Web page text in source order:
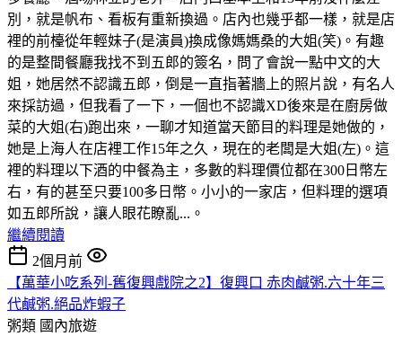
別，就是帆布、看板有重新換過。店內也幾乎都一樣，就是店
裡的前檯從年輕妹子(是演員)換成像媽媽桑的大姐(笑)。有趣
的是整間餐廳我找不到五郎的簽名，問了會說一點中文的大
姐，她居然不認識五郎，倒是一直指著牆上的照片說，有名人
來採訪過，但我看了一下，一個也不認識XD後來是在廚房做
菜的大姐(右)跑出來，一聊才知道當天節目的料理是她做的，
她是上海人在店裡工作15年之久，現在的老闆是大姐(左)。這
裡的料理以下酒的中餐為主，多數的料理價位都在300日幣左
右，有的甚至只要100多日幣。小小的一家店，但料理的選項
如五郎所說，讓人眼花瞭亂...。
繼續閱讀
2個月前
【萬華小吃系列-舊復興戲院之2】復興口 赤肉鹹粥.六十年三
代鹹粥.絕品炸蝦子
粥類 國內旅遊